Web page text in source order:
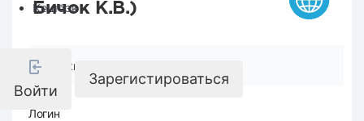
Кешбэк
Войти
Зарегистироваться
Бичок К.В.)
Реквизиты компании
Логин